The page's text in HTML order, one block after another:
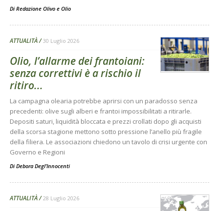
Di Redazione Olivo e Olio
ATTUALITÀ 30 Luglio 2026
Olio, l’allarme dei frantoiani:
senza correttivi è a rischio il
ritiro...
La campagna olearia potrebbe aprirsi con un paradosso senza
precedenti: olive sugli alberi e frantoi impossibilitati a ritirarle.
Depositi saturi, liquidità bloccata e prezzi crollati dopo gli acquisti
della scorsa stagione mettono sotto pressione l’anello più fragile
della filiera. Le associazioni chiedono un tavolo di crisi urgente con
Governo e Regioni
Di Debora Degl’Innocenti
ATTUALITÀ 28 Luglio 2026